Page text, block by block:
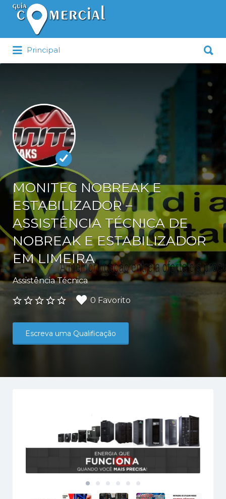
Procurar:
Principal
MONITEC NOBREAK E
ESTABILIZADOR –
ASSISTÊNCIA TÉCNICA DE
NOBREAK E ESTABILIZADOR
EM LIMEIRA
Assistência Técnica
Faça
este
Anuncio
0 Favorito
Escreva uma Qualificação